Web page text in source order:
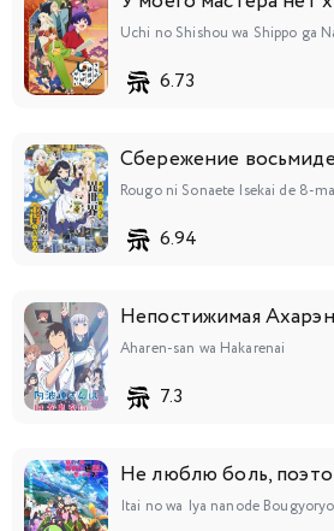
Uchi no Shishou wa Shippo ga
6.73
6.94
Непостижимая Ахарэн
Aharen-san wa Hakarenai
7.3